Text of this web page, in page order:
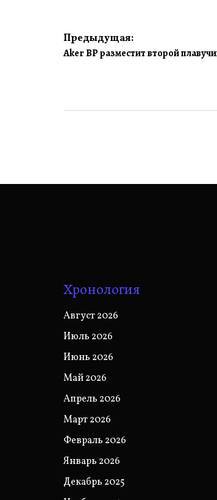
Навигация
Предыдущая:
Aker BP разместит второй
Хронология
Август 2026
Июль 2026
Июнь 2026
Май 2026
Апрель 2026
Март 2026
Февраль 2026
Январь 2026
Декабрь 2025